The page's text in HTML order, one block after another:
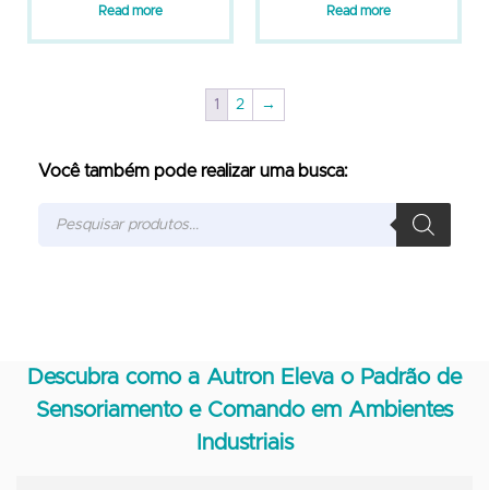
Read more Read more
1 2 →
Você também pode realizar uma busca:
Descubra como a Autron Eleva o Padrão de
Sensoriamento e Comando em Ambientes
Industriais